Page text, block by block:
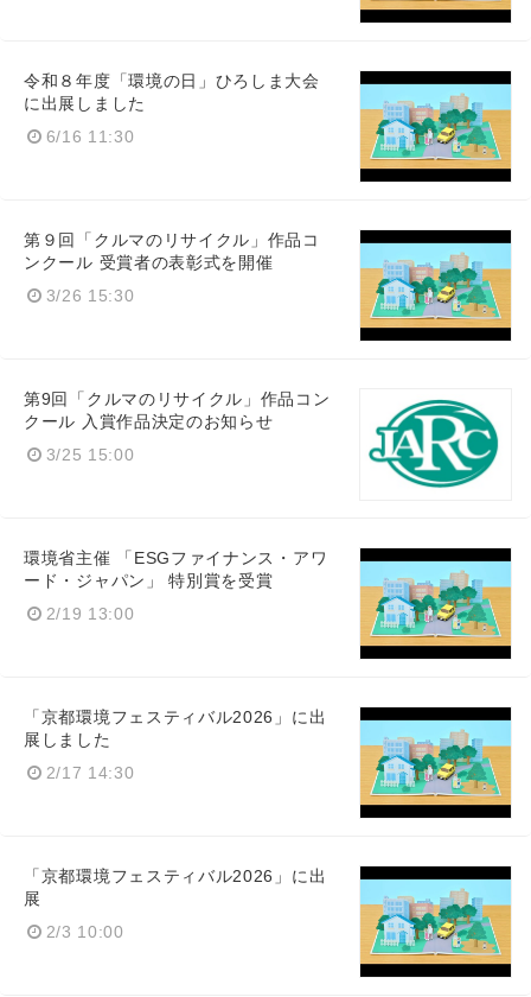
令和８年度「環境の日」ひろしま大会
に出展しました
6/16 11:30
第９回「クルマのリサイクル」作品コ
ンクール 受賞者の表彰式を開催
3/26 15:30
第9回「クルマのリサイクル」作品コン
クール 入賞作品決定のお知らせ
3/25 15:00
環境省主催 「ESGファイナンス・アワ
ード・ジャパン」 特別賞を受賞
2/19 13:00
「京都環境フェスティバル2026」に出
展しました
2/17 14:30
「京都環境フェスティバル2026」に出
展
2/3 10:00